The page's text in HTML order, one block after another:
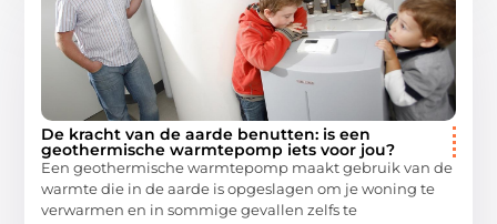
De kracht van de aarde benutten: is een
geothermische warmtepomp iets voor jou?
Een geothermische warmtepomp maakt gebruik van de
warmte die in de aarde is opgeslagen om je woning te
verwarmen en in sommige gevallen zelfs te